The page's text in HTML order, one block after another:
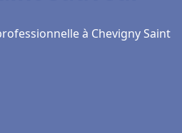
à Chevigny Saint